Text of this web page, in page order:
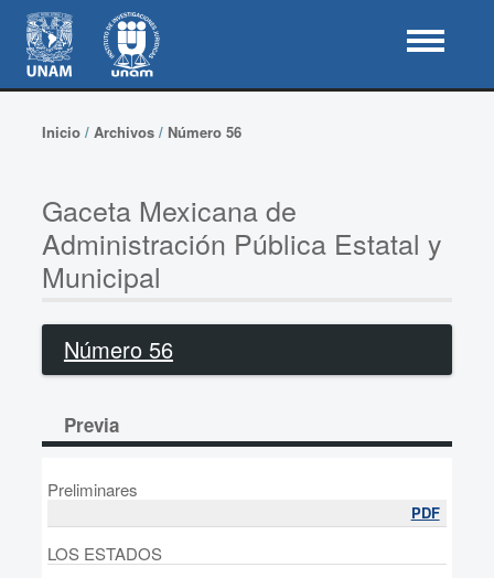
Inicio/ Archivos/ Número 56
Gaceta Mexicana de
Administración Pública Estatal y
Municipal
Número 56
Previa
Preliminares
PDF
LOS ESTADOS